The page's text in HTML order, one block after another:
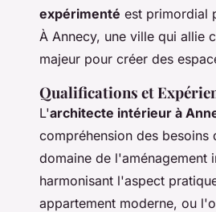
expérimenté est primordial
À Annecy, une ville qui allie
majeur pour créer des
Qualifications et
L'architecte intérieur à
compréhension des besoins
domaine de l'aménagement
harmonisant l'aspect
appartement moderne, ou